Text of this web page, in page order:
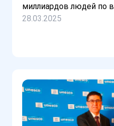
миллиардов людей по
28.03.2025